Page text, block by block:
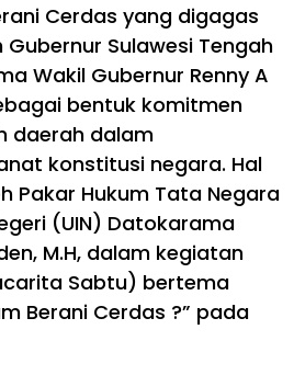
Cerdas yang digagas
Sulawesi Tengah
Wakil Gubernur Renny A
bentuk komitmen
daerah dalam
konstitusi negara. Hal
Pakar Hukum Tata Negara
(UIN) Datokarama
M.H, dalam kegiatan
Sabtu) bertema
Berani Cerdas ?” pada